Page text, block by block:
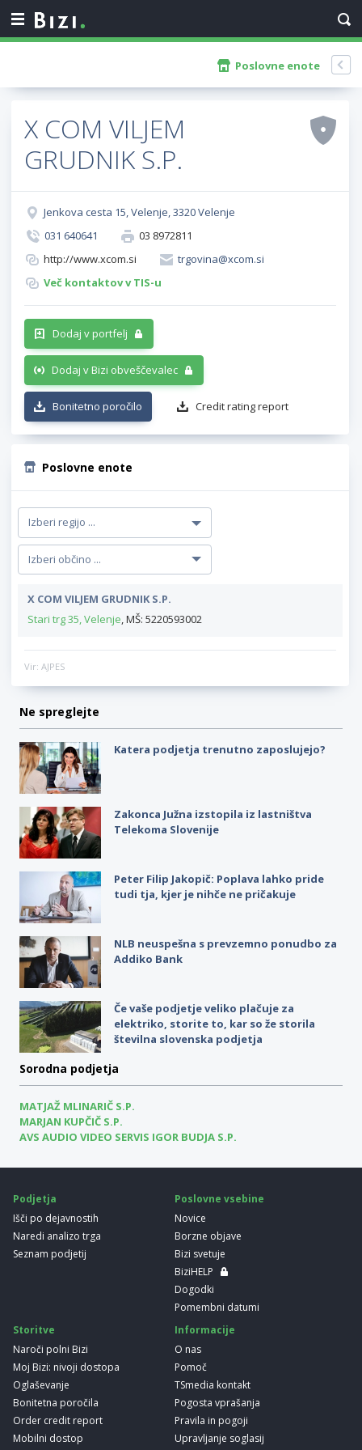
Poslovne enote
X COM VILJEM
GRUDNIK S.P.
Jenkova cesta 15, Velenje, 3320 Velenje
031 640641
03 8972811
http://www.xcom.si
trgovina@xcom.si
Več kontaktov v TIS-u
Dodaj v portfelj
Dodaj v Bizi obveščevalec
Bonitetno poročilo Credit rating report
Poslovne enote
X COM VILJEM GRUDNIK S.P.
Stari trg 35, Velenje, MŠ: 5220593002
Vir: AJPES
Ne spreglejte
Katera podjetja trenutno zaposlujejo?
Zakonca Južna izstopila iz lastništva
Telekoma Slovenije
Peter Filip Jakopič: Poplava lahko pride
tudi tja, kjer je nihče ne pričakuje
NLB neuspešna s prevzemno ponudbo za
Addiko Bank
Če vaše podjetje veliko plačuje za
elektriko, storite to, kar so že storila
številna slovenska podjetja
Sorodna podjetja
MATJAŽ MLINARIČ S.P.
MARJAN KUPČIČ S.P.
AVS AUDIO VIDEO SERVIS IGOR BUDJA S.P.
Podjetja
Išči po dejavnostih
Naredi analizo trga
Seznam podjetij
Poslovne vsebine
Novice
Borzne objave
Bizi svetuje
BiziHELP
Dogodki
Pomembni datumi
Storitve
Naroči polni Bizi
Moj Bizi: nivoji dostopa
Oglaševanje
Bonitetna poročila
Order credit report
Mobilni dostop
Informacije
O nas
Pomoč
TSmedia kontakt
Pogosta vprašanja
Pravila in pogoji
Upravljanje soglasij